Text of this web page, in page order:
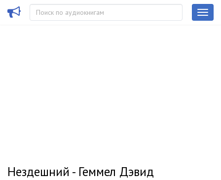
Нездешний - Геммел Дэвид